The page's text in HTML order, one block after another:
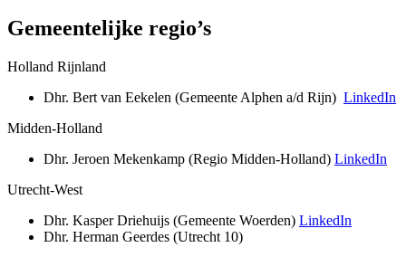
Gemeentelijke regio’s
Holland Rijnland
Dhr. Bert van Eekelen (Gemeente Alphen a/d Rijn) LinkedIn
Midden-Holland
Dhr. Jeroen Mekenkamp (Regio Midden-Holland) LinkedIn
Utrecht-West
Dhr. Kasper Driehuijs (Gemeente Woerden) LinkedIn
Dhr. Herman Geerdes (Utrecht 10)